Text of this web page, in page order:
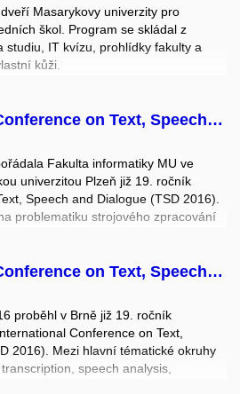
Masarykovy univerzity pro
škol. Program se skládal z
studiu, IT kvízu, prohlídky fakulty a
kůži.
krásu a užitečnost paralelního
grafiky a designu – vyfoť si
– zkus si simulaci ovládání
či na měsíci. Angličtina pro IT
efektivní učení.
Text, Speech and Dialogue (TSD 2016) II.
Fakulta informatiky MU ve
univerzitou Plzeň již 19. ročník
Speech and Dialogue (TSD 2016).
problematiku strojového zpracování
Community-based Building of
Akce se konala v hotelu
Text, Speech and Dialogue (TSD 2016)
proběhl v Brně již 19. ročník
Conference on Text,
2016). Mezi hlavní tématické okruhy
speech analysis,